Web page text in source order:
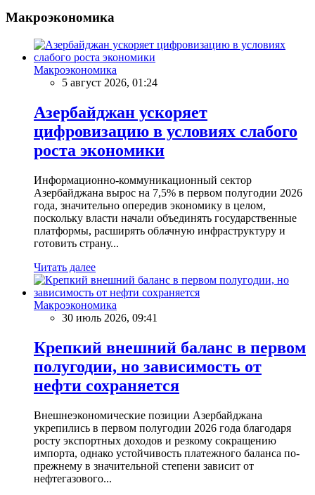
Макроэкономика
Макроэкономика
5 август 2026, 01:24
Азербайджан ускоряет
цифровизацию в условиях слабого
роста экономики
Информационно-коммуникационный сектор
Азербайджана вырос на 7,5% в первом полугодии 2026
года, значительно опередив экономику в целом,
поскольку власти начали объединять государственные
платформы, расширять облачную инфраструктуру и
готовить страну...
Читать далее
Макроэкономика
30 июль 2026, 09:41
Крепкий внешний баланс в первом
полугодии, но зависимость от
нефти сохраняется
Внешнеэкономические позиции Азербайджана
укрепились в первом полугодии 2026 года благодаря
росту экспортных доходов и резкому сокращению
импорта, однако устойчивость платежного баланса по-
прежнему в значительной степени зависит от
нефтегазового...